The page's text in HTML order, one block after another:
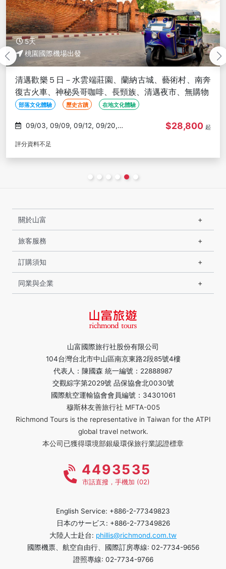
、藝術村、南奔
邁夜市、無購物
$28,800 起
桃園國際機場出發
清邁南奔５日－全程五星無購物、大
古火車、清邁藍廟、泰服體驗x水燈
必比登美食
部落文化體驗
09/03, 09/05, 09/08, 09/09,
山富國際旅行社股份有限公司
104台灣台北市中山區南京東路2段85號4樓
代表人：陳國森 統一編號：22888987
交觀綜字第2029號 品保協會北0030號
國際航空運輸協會會員編號：34301061
穆斯林友善旅行社 MFTA-005
Richmond Tours is the representative in Taiwan for the ATPI
global travel network.
本公司已獲得環境部銀級環保旅行業認證標章
關於山富
旅客服務
訂購須知
同業與企業
4493535
市話直撥，手機加 (02)
English Service: +886-2-77349823
日本のサービス: +886-2-77349826
大陸人士赴台: phillis@richmond.com.tw
國際機票、航空自由行、國際訂房專線: 02-7734-9656
證照專線: 02-7734-9766